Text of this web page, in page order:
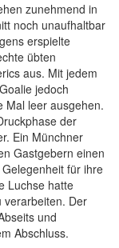
zunehmend in
noch unaufhaltbar
erspielte
übten
aus. Mit jedem
jedoch
Mal leer ausgehen.
der
Ein Münchner
Gastgebern einen
für ihre
Luchse hatte
verarbeiten. Der
und
Abschluss.